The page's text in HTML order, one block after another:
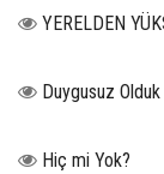
YERELDEN
Duygusuz Olduk
Hiç mi Yok?